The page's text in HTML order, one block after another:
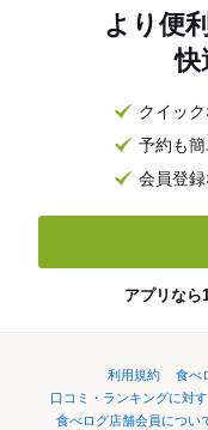
より便
快
クイッ
予約も
会員登
アプリなら
利用規約 食べ
口コミ・ランキングに対
食べログ店舗会員につい